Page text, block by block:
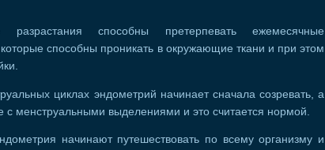
разрастания способны претерпевать ежемесячные
способны проникать в окружающие ткани и при этом
циклах эндометрий начинает сначала созревать, а
с менструальными выделениями и это считается нормой.
начинают путешествовать по всему организму и